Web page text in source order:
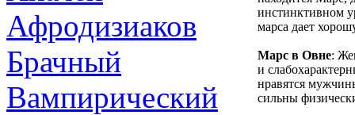
Афродизиаков
Брачный
Вампирический
инстинктивном
марса дает
Марс в Овне:
и
нравятся
сильны